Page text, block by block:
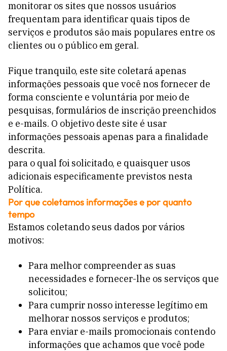
monitorar os sites que nossos usuários
frequentam para identificar quais tipos de
serviços e produtos são mais populares entre os
clientes ou o público em geral.
Fique tranquilo, este site coletará apenas
informações pessoais que você nos fornecer de
forma consciente e voluntária por meio de
pesquisas, formulários de inscrição preenchidos
e e-mails. O objetivo deste site é usar
informações pessoais apenas para a finalidade
descrita.
para o qual foi solicitado, e quaisquer usos
adicionais especificamente previstos nesta
Política.
Por que coletamos informações e por quanto
tempo
Estamos coletando seus dados por vários
motivos:
Para melhor compreender as suas
necessidades e fornecer-lhe os serviços que
solicitou;
Para cumprir nosso interesse legítimo em
melhorar nossos serviços e produtos;
Para enviar e-mails promocionais contendo
informações que achamos que você pode